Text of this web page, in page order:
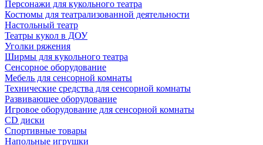
Персонажи для кукольного театра
Костюмы для театрализованной деятельности
Настольный театр
Театры кукол в ДОУ
Уголки ряжения
Ширмы для кукольного театра
Сенсорное оборудование
Мебель для сенсорной комнаты
Технические средства для сенсорной комнаты
Развивающее оборудование
Игровое оборудование для сенсорной комнаты
CD диски
Спортивные товары
Напольные игрушки